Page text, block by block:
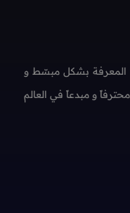
المعرفة بشكل مبسّط و
و مبدعاً في العالم